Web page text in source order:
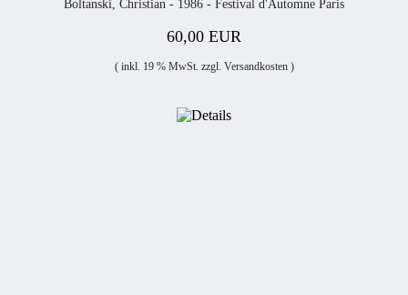
Boltanski, Christian - 1986 - Festival d'Automne Paris
60,00 EUR
( inkl. 19 % MwSt. zzgl. Versandkosten)